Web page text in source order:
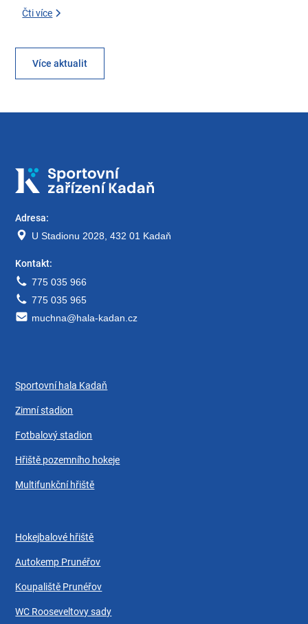
Čti více
Více aktualit
Adresa:
U Stadionu 2028, 432 01 Kadaň
Kontakt:
775 035 966
775 035 965
muchna@hala-kadan.cz
Sportovní hala Kadaň
Zimní stadion
Fotbalový stadion
Hřiště pozemního hokeje
Multifunkční hřiště
Hokejbalové hřiště
Autokemp Prunéřov
Koupaliště Prunéřov
WC Rooseveltovy sady